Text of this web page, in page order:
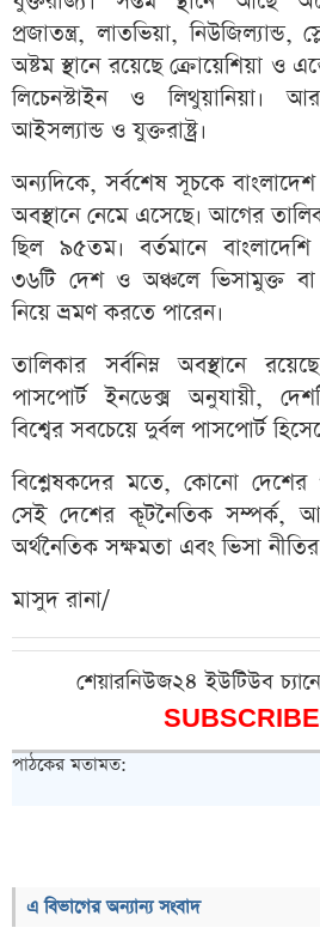
প্রজাতন্ত্র, লাতভিয়া, নিউজিল্যান্ড,
অষ্টম স্থানে রয়েছে ক্রোয়েশিয়া ও
লিচেনস্টাইন ও লিথুয়ানিয়া।
আইসল্যান্ড ও যুক্তরাষ্ট্র।
অন্যদিকে, সর্বশেষ সূচকে
অবস্থানে নেমে এসেছে। আগের
ছিল ৯৫তম। বর্তমানে বাংলাদেশি
৩৬টি দেশ ও অঞ্চলে ভিসামুক্ত বা
নিয়ে ভ্রমণ করতে পারেন।
তালিকার সর্বনিম্ন অবস্থানে
পাসপোর্ট ইনডেক্স অনুযায়ী,
বিশ্বের সবচেয়ে দুর্বল পাসপোর্ট
বিশ্লেষকদের মতে, কোনো দেশের
সেই দেশের কূটনৈতিক সম্পর্ক,
অর্থনৈতিক সক্ষমতা এবং ভিসা
মাসুদ রানা/
শেয়ারনিউজ২৪ ইউটিউব
পাঠকের মতামত:
এ বিভাগের অন্যান্য সংবাদ